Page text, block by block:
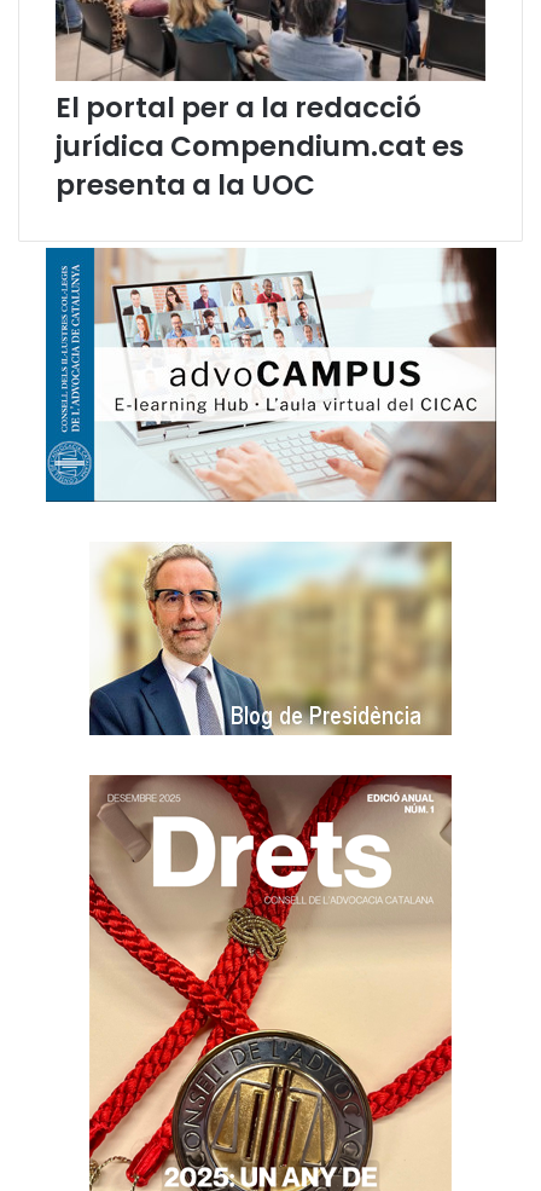
El portal per a la redacció
jurídica Compendium.cat es
presenta a la UOC